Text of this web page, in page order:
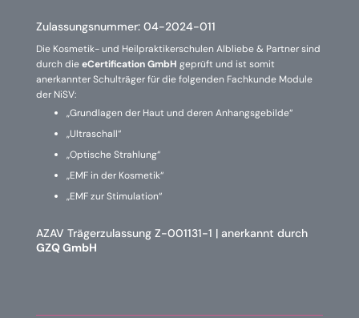
Zulassungsnummer: 04-2024-011
Die Kosmetik- und Heilpraktikerschulen Albliebe & Partner sind
durch dieeCertification GmbH geprüft und ist somit
anerkannter Schulträger für die folgenden Fachkunde Module
der NiSV:
„Grundlagen der Haut und deren Anhangsgebilde“
„Ultraschall“
„Optische Strahlung“
„EMF in der Kosmetik“
„EMF zur Stimulation“
AZAV Trägerzulassung Z-001131-1 | anerkannt durch
GZQ GmbH